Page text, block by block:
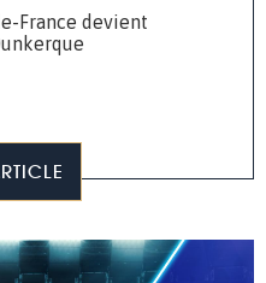
France devient